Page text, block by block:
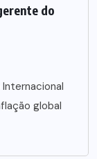
do
global